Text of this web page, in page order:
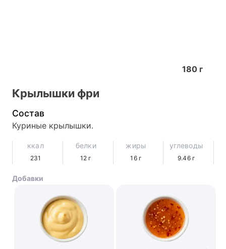
180 г
Крылышки фри
Состав
Куриные крылышки.
ккал
231
белки
12 г
жиры
16г
углеводы
9.46г
Добавки